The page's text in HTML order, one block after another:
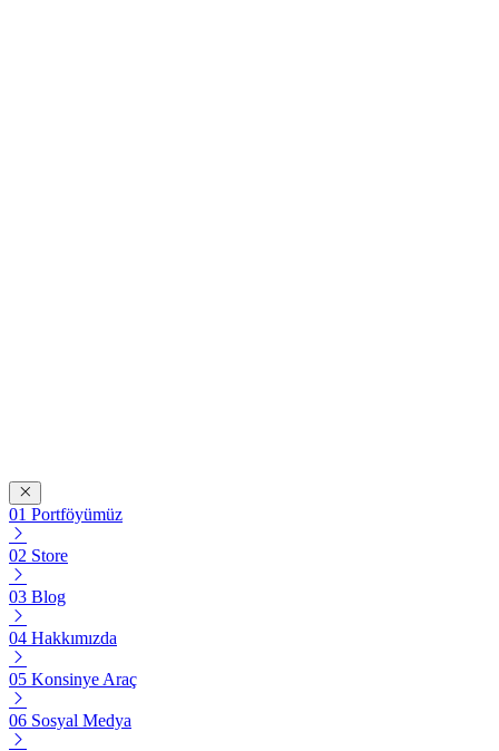
Portföyümüz
Store
Blog
Hakkımızda
Konsinye Araç
Sosyal Medya